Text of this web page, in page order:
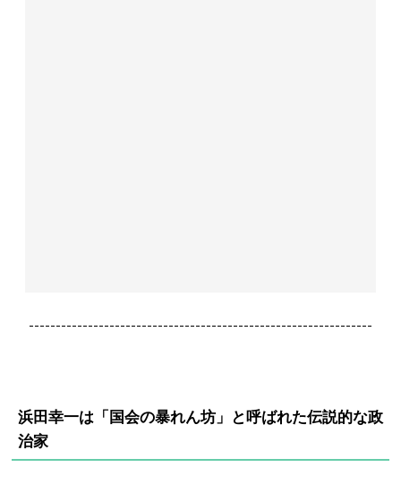
----------------------------------------------------------------
浜田幸一は「国会の暴れん坊」と呼ばれた伝説的な政
治家